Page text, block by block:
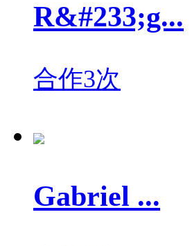
R&#233;g...
合作3次
Gabriel ...